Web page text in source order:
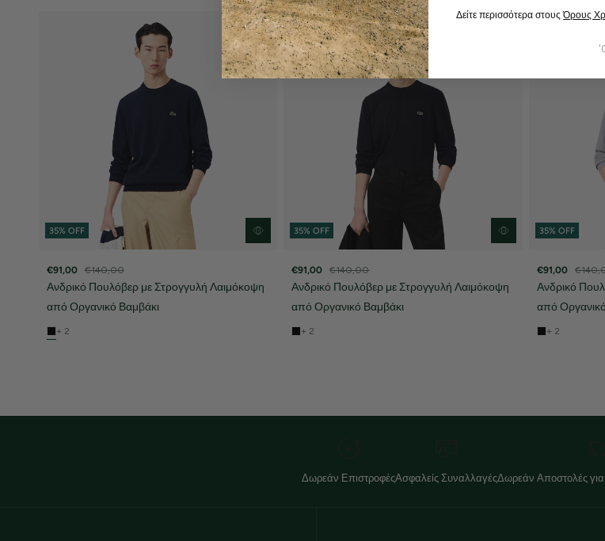
35% OFF
€91,00 €140,00
Ανδρικό Πουλόβερ με Στρογγυλή Λαιμόκοψη
από Οργανικό Βαμβάκι
+ 2
35% OFF
€91,00 €140,00
Ανδρικό Πουλόβερ με Στρογγυλή Λαιμόκοψη
από Οργανικό Βαμβάκι
+ 2
35% OFF
€91,00
Ανδρικό
από
+ 2
Δωρεάν ΕπιστροφέςΑσφαλείς ΣυναλλαγέςΔωρεάν Αποστολές
Δείτε περισσότερα στουςΌρους